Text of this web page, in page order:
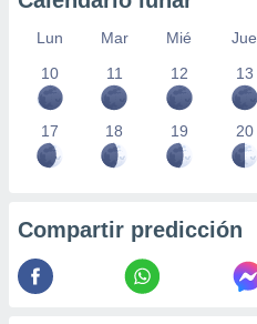
Lun Mar Mié Jue
10
11 12 13
17 18 19 20
Compartir predicción